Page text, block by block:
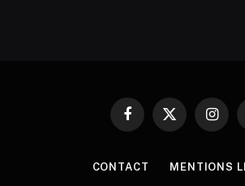
Facebook
X
CONTACT MENTIONS